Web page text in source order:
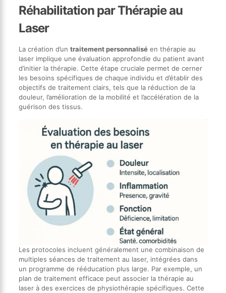
Réhabilitation par Thérapie au
Laser
La création d’un traitement personnaliséen thérapie au
laser implique une évaluation approfondie du patient avant
d’initier la thérapie. Cette étape cruciale permet de cerner
les besoins spécifiques de chaque individu et d’établir des
objectifs de traitement clairs, tels que la réduction de la
douleur, l’amélioration de la mobilité et l’accélération de la
guérison des tissus.
Les protocoles incluent généralement une combinaison de
multiples séances de traitement au laser, intégrées dans
un programme de rééducation plus large. Par exemple, un
plan de traitement efficace peut associer la thérapie au
laser à des exercices de physiothérapie spécifiques. Cette